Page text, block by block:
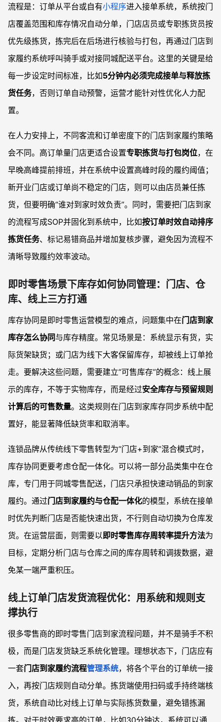
流程是：订单从平台或自有小程序进入接单系统，系统按门
店覆盖范围和库存情况自动分单，门店店员或专职拣货员按
优先级拣货，拣完后在后场进行核验与打包，再通过门店到
家履约系统呼叫骑手或对接同城配送平台。这里的关键是给
每一步设定时间标准，比如5分钟内必须完成接单与释放拣
货任务，否则订单自动预警，运营才能针对性优化人力配
置。
在人力安排上，不同客流和订单密度下的门店到家履约策略
会不同。高订单量门店更适合设置专职拣货与打包岗位，在
早晚高峰提前排班，并在系统中设置高峰时段的履约阈值；
新开业门店或订单尚不稳定的门店，则可以由店员兼任拣
货，但要明确“谁对到家时效负责”。同时，需要把门店到家
的流程写成SOP并固化到系统中，比如按订单时效自动排序
拣货任务、标记易错商品并增加复核步骤，避免因为流程不
清晰导致履约效率波动。
即时零售场景下库存如何协同管理：门店、仓
库、线上三方打通
库存协同是即时零售运营模型的难点，问题集中在门店到家
库存怎么协同与库存精度。常见场景是：系统显示有货，实
际货架缺货；或门店为线下大客保留库存，却被线上订单抢
走。要解决这些问题，需要建立“可售库存”的概念：线上展
示的库存，不等于实物库存，而是经过安全库存与预留规则
计算后的可售数量。这类规则在门店到家库存同步系统中配
置好，能显著降低缺货率和取消率。
连锁品牌从传统线下零售转型为“门店+到家”混合模式时，
库存协同更要考虑仓配一体化。可以将一部分品类集中在仓
库，专门用于同城零售配送，门店只承担快速动销品的到家
履约。通过门店到家履约与仓配一体化的模型，系统在接单
时优先判断门店是否能快速出货，不行则自动切换为仓库发
货。在运营层面，则需要以即时零售库存周转率提升方法为
目标，定期分析门店与仓库之间的库存周转和调拨数据，避
免某一端严重积压。
线上订单门店发货流程优化：用系统和规则支
撑执行
很多零售商的即时零售门店到家流程问题，并不是骑手不积
极，而是门店发货缺乏系统化管理。理想状态下，门店应有
一套门店到家履约流程管理系统，将各个平台的订单统一接
入，再按门店规则自动分单。拣货端使用扫码或手持终端核
货，系统自动比对线上订单与实际拣货数量，避免错拣漏